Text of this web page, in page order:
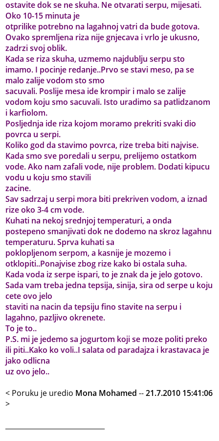
ostavite dok se ne skuha. Ne otvarati serpu, mijesati.
Oko 10-15 minuta je
otprilike potrebno na lagahnoj vatri da bude gotova.
Ovako spremljena riza nije gnjecava i vrlo je ukusno,
zadrzi svoj oblik.
Kada se riza skuha, uzmemo najdublju serpu sto
imamo. I pocinje redanje..Prvo se stavi meso, pa se
malo zalije vodom sto smo
sacuvali. Poslije mesa ide krompir i malo se zalije
vodom koju smo sacuvali. Isto uradimo sa patlidzanom
i karfiolom.
Posljednja ide riza kojom moramo prekriti svaki dio
povrca u serpi.
Koliko god da stavimo povrca, rize treba biti najvise.
Kada smo sve poredali u serpu, prelijemo ostatkom
vode. Ako nam zafali vode, nije problem. Dodati kipucu
vodu u koju smo stavili
zacine.
Sav sadrzaj u serpi mora biti prekriven vodom, a iznad
rize oko 3-4 cm vode.
Kuhati na nekoj srednjoj temperaturi, a onda
postepeno smanjivati dok ne dodemo na skroz lagahnu
temperaturu. Sprva kuhati sa
poklopljenom serpom, a kasnije je mozemo i
otklopiti..Ponajvise zbog rize kako bi ostala suha.
Kada voda iz serpe ispari, to je znak da je jelo gotovo.
Sada vam treba jedna tepsija, sinija, sira od serpe u koju
cete ovo jelo
staviti na nacin da tepsiju fino stavite na serpu i
lagahno, pazljivo okrenete.
To je to..
P.S. mi je jedemo sa jogurtom koji se moze politi preko
ili piti..Kako ko voli..I salata od paradajza i krastavaca je
jako odlicna
uz ovo jelo..
< Poruku je uredio Mona Mohamed --21.7.2010 15:41:06
>